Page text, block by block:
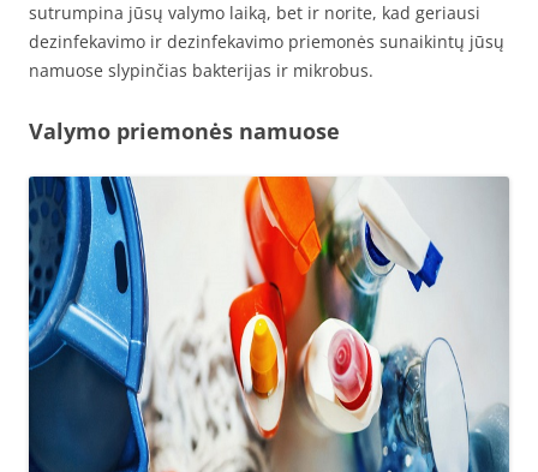
sutrumpina jūsų valymo laiką, bet ir norite, kad geriausi
dezinfekavimo ir dezinfekavimo priemonės sunaikintų jūsų
namuose slypinčias bakterijas ir mikrobus.
Valymo priemonės namuose